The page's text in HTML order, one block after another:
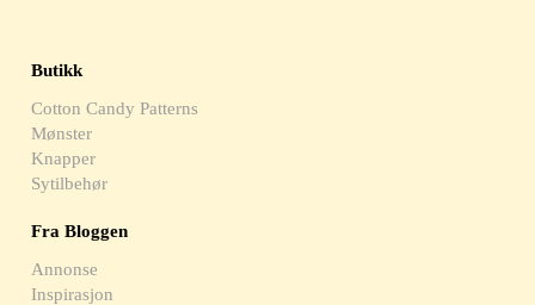
Butikk
Cotton Candy Patterns
Mønster
Knapper
Sytilbehør
Fra Bloggen
Annonse
Inspirasjon